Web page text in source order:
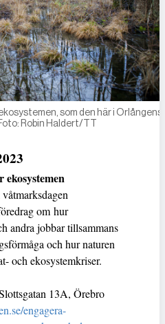
som den här i Orlångens
Robin Haldert/TT
ekosystemen
om hur
andra jobbar tillsammans
och hur naturen
och ekosystemkriser.
13A, Örebro
engagera-